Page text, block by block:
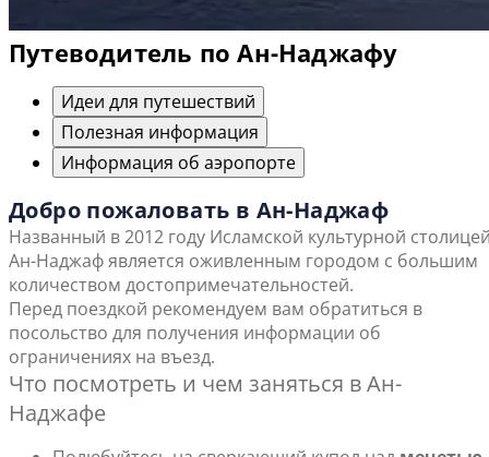
Путеводитель по Ан-Наджафу
Идеи для путешествий
Полезная информация
Информация об аэропорте
Добро пожаловать в Ан-Наджаф
Названный в 2012 году Исламской культурной
Ан-Наджаф является оживленным городом с большим
количеством достопримечательностей.
Перед поездкой рекомендуем вам обратиться в
посольство для получения информации об
ограничениях на въезд.
Что посмотреть и чем заняться в Ан-
Наджафе